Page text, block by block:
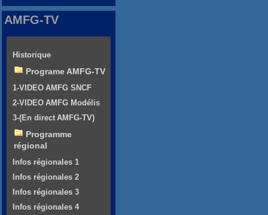
AMFG-TV
Historique
Programe AMFG-TV
1-VIDEO AMFG SNCF
2-VIDEO AMFG Modélis
3-(En direct AMFG-TV)
Programme
régional
Infos régionales 1
Infos régionales 2
Infos régionales 3
Infos régionales 4